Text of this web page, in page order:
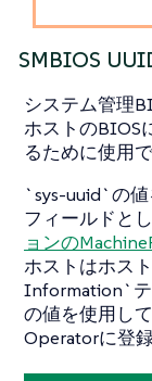
SMBIOS
システム管理
ホストのBIOS
るために使用
`sys-uuid`の
フィールドと
ョンの
ホストはホス
Information`
の値を使用し
Operatorに登録